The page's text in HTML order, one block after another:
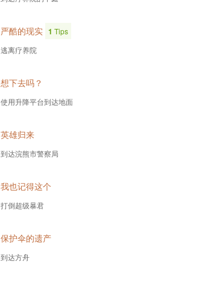
严酷的现实 1 Tips
逃离疗养院
想下去吗？
使用升降平台到达地面
英雄归来
到达浣熊市警察局
我也记得这个
打倒超级暴君
保护伞的遗产
到达方舟